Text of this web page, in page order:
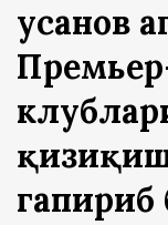
Ҳусанов
гапириб